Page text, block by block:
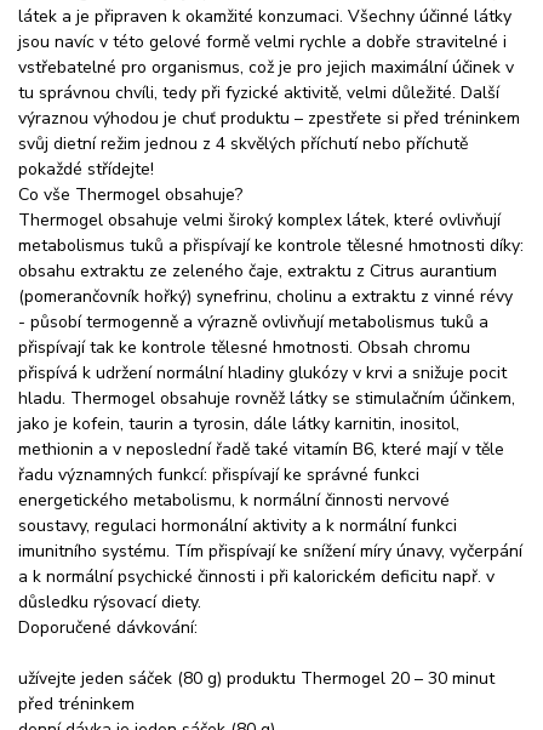
látek a je připraven k okamžité konzumaci. Všechny účinné látky
jsou navíc v této gelové formě velmi rychle a dobře stravitelné i
vstřebatelné pro organismus, což je pro jejich maximální účinek v
tu správnou chvíli, tedy při fyzické aktivitě, velmi důležité. Další
výraznou výhodou je chuť produktu – zpestřete si před tréninkem
svůj dietní režim jednou z 4 skvělých příchutí nebo příchutě
pokaždé střídejte!
Co vše Thermogel obsahuje?
Thermogel obsahuje velmi široký komplex látek, které ovlivňují
metabolismus tuků a přispívají ke kontrole tělesné hmotnosti díky:
obsahu extraktu ze zeleného čaje, extraktu z Citrus aurantium
(pomerančovník hořký) synefrinu, cholinu a extraktu z vinné révy
- působí termogenně a výrazně ovlivňují metabolismus tuků a
přispívají tak ke kontrole tělesné hmotnosti. Obsah chromu
přispívá k udržení normální hladiny glukózy v krvi a snižuje pocit
hladu. Thermogel obsahuje rovněž látky se stimulačním účinkem,
jako je kofein, taurin a tyrosin, dále látky karnitin, inositol,
methionin a v neposlední řadě také vitamín B6, které mají v těle
řadu významných funkcí: přispívají ke správné funkci
energetického metabolismu, k normální činnosti nervové
soustavy, regulaci hormonální aktivity a k normální funkci
imunitního systému. Tím přispívají ke snížení míry únavy, vyčerpání
a k normální psychické činnosti i při kalorickém deficitu např. v
důsledku rýsovací diety.
Doporučené dávkování:
užívejte jeden sáček (80 g) produktu Thermogel 20 – 30 minut
před tréninkem